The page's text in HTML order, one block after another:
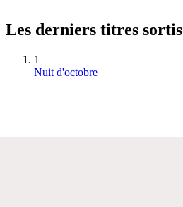
Les derniers titres sortis
1
Nuit d'octobre